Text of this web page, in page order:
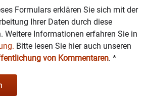
Formulars erklären Sie sich mit der
Ihrer Daten durch diese
Weitere Informationen erfahren Sie in
Bitte lesen Sie hier auch unseren
von Kommentaren. *